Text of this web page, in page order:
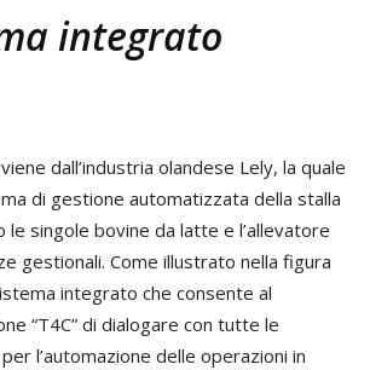
integrato
dall’industria olandese Lely, la quale
di gestione automatizzata della stalla
le singole bovine da latte e l’allevatore
gestionali. Come illustrato nella figura
integrato che consente al
“T4C” di dialogare con tutte le
l’automazione delle operazioni in